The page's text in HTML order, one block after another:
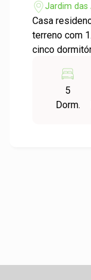
Jardim das
Casa
terreno com
cinco
serviço.
junto com
são bem
5
Dorm.